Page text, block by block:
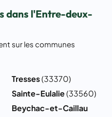
dans l'Entre-deux-
sur les communes
Tresses(33370)
Sainte-Eulalie(33560)
Beychac-et-Caillau